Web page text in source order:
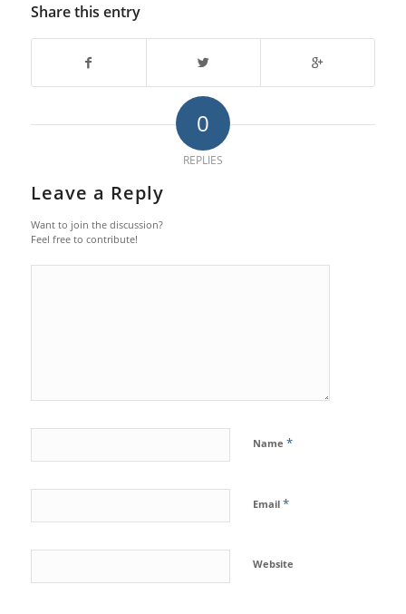
Share this entry
0
REPLIES
Leave a Reply
Want to join the discussion?
Feel free to contribute!
Name *
Email *
Website